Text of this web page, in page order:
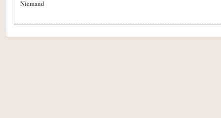
Niemand